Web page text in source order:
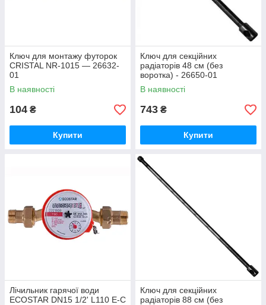
Ключ для монтажу футорок
CRISTAL NR-1015 — 26632-
01
В наявності
104 ₴
Купити
Ключ для секційних
радіаторів 48 см (без
воротка) - 26650-01
В наявності
743 ₴
Купити
Лічильник гарячої води
ECOSTAR DN15 1/2' L110 E-C
Ключ для секційних
радіаторів 88 см (без